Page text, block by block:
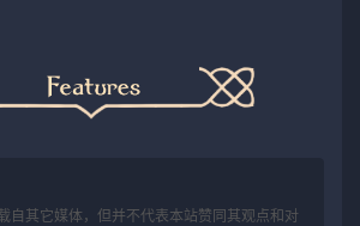
自其它媒体，但并不代表本站赞同其观点和对